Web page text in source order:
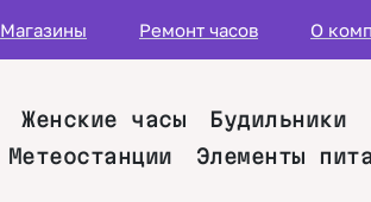
Магазины Ремонт часов О
Женские часы Будильники
Метеостанции Элементы